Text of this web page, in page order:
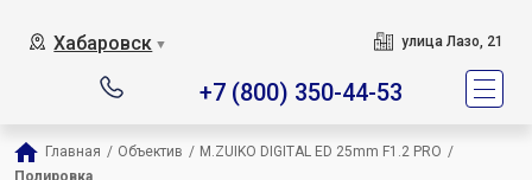
Хабаровск ▼ улица Лазо, 21
+7 (800) 350-44-53
Главная / Объектив / M.ZUIKO DIGITAL ED 25mm F1.2 PRO /
Полировка